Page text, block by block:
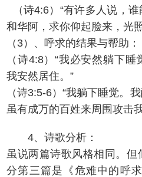
（诗4:6）“有许多人说，
和华阿，求你仰起脸来，光
（3）、呼求的结果与帮助：
（诗4:8）“我必安然躺下
我安然居住。”
（诗3:5-6）“我躺下睡觉。
虽有成万的百姓来周围攻击
4、诗歌分析：
虽说两篇诗歌风格相同。但
分第三篇是《危难中的呼